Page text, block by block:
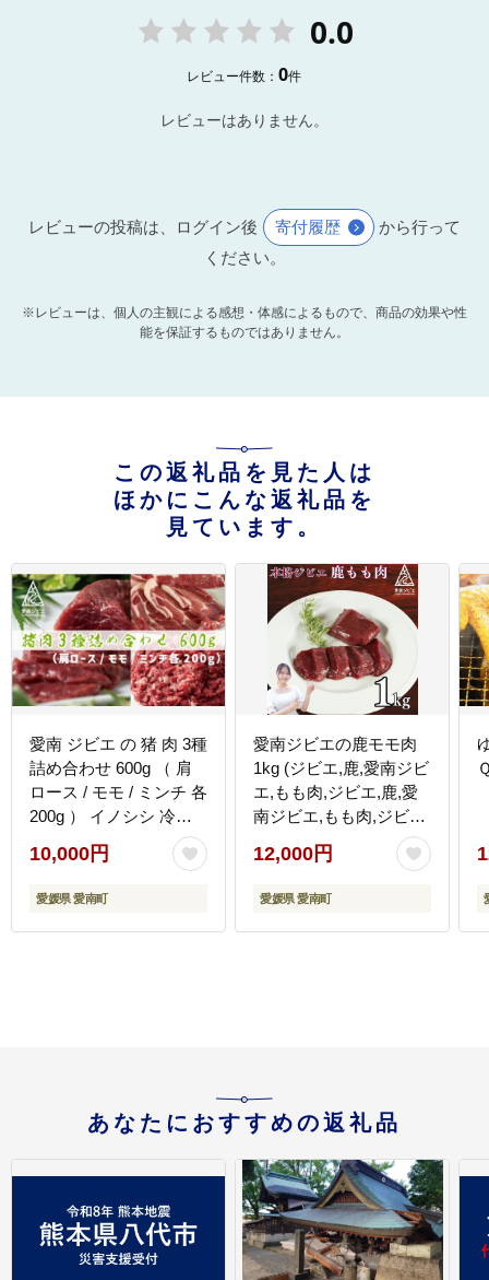
0.0
レビュー件数：0件
レビューはありません。
レビューの投稿は、ログイン後 寄付履歴
から行って
ください。
※レビューは、個人の主観による感想・体感によるもので、商品の効果や性
能を保証するものではありません。
この返礼品を見た人は
ほかにこんな返礼品を
見ています。
愛南 ジビエ の 猪 肉 3種
詰め合わせ 600g （ 肩
ロース / モモ / ミンチ 各
200g ） イノシシ 冷凍
真空 パック 国産 天然
猪肉 挽肉 ひき肉 ジビエ
肉 赤身 切り落とし
10,000円
愛媛県 愛南町
愛南ジビエの鹿モモ肉
1kg (ジビエ,鹿,愛南ジビ
エ,もも肉,ジビエ,鹿,愛
南ジビエ,もも肉,ジビエ,
鹿,愛南ジビエ,もも肉,ジ
ビエ,鹿,愛南ジビエ,もも
肉ジビエ,鹿,愛南ジビエ,
ビエ,もも肉)
12,000円
愛媛県 愛南町
あなたにおすすめの返礼品